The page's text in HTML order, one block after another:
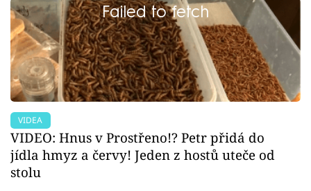
Failed to fetch
VIDEA
VIDEO: Hnus v Prostřeno!? Petr přidá do
jídla hmyz a červy! Jeden z hostů uteče od
stolu